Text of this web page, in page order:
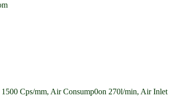
Cps/mm, Air Consump0on 270l/min, Air Inlet